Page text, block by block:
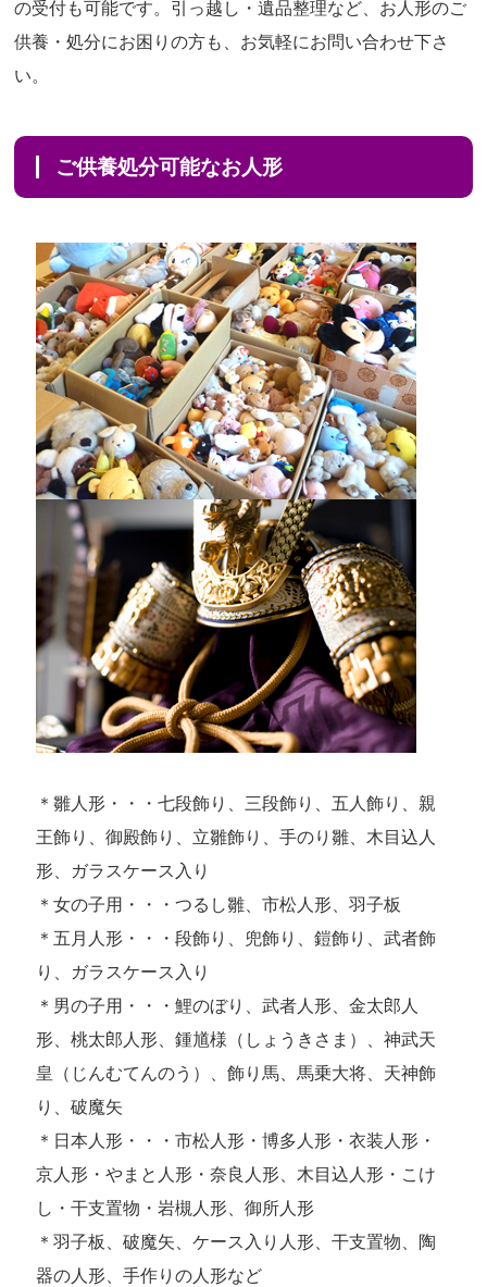
の受付も可能です。引っ越し・遺品整理など、お人形のご
供養・処分にお困りの方も、お気軽にお問い合わせ下さ
い。
ご供養処分可能なお人形
＊雛人形・・・七段飾り、三段飾り、五人飾り、親
王飾り、御殿飾り、立雛飾り、手のり雛、木目込人
形、ガラスケース入り
＊女の子用・・・つるし雛、市松人形、羽子板
＊五月人形・・・段飾り、兜飾り、鎧飾り、武者飾
り、ガラスケース入り
＊男の子用・・・鯉のぼり、武者人形、金太郎人
形、桃太郎人形、鍾馗様（しょうきさま）、神武天
皇（じんむてんのう）、飾り馬、馬乗大将、天神飾
り、破魔矢
＊日本人形・・・市松人形・博多人形・衣装人形・
京人形・やまと人形・奈良人形、木目込人形・こけ
し・干支置物・岩槻人形、御所人形
＊羽子板、破魔矢、ケース入り人形、干支置物、陶
器の人形、手作りの人形など